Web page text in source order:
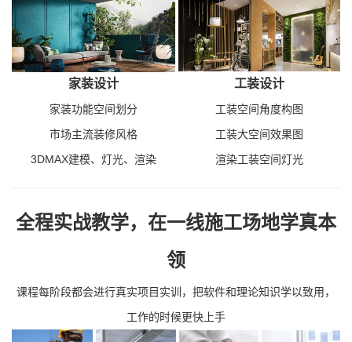
家装设计 工装设计
家装功能空间划分
市场主流装修风格
3DMAX建模、灯光、渲染
工装空间角度构图
工装大空间效果图
渲染工装空间灯光
全程实战教学，在一线施工场地学真本
领
课程每阶段都会进行真实项目实训，把软件和理论知识学以致用，
工作的时候更快上手